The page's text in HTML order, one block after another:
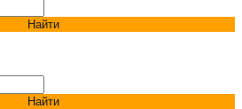
Найти
Найти